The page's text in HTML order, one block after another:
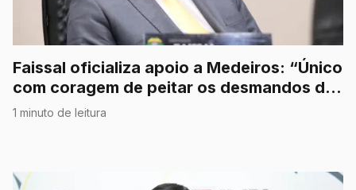
Faissal oficializa apoio a Medeiros: “Único
com coragem de peitar os desmandos do
STF”
1 minuto de leitura